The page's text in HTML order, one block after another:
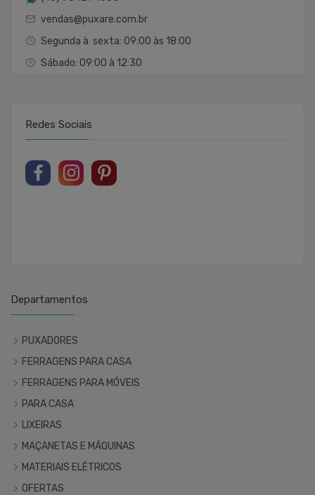
vendas@puxare.com.br
Segunda à sexta: 09:00 às 18:00
Sábado: 09:00 à 12:30
Redes Sociais
Departamentos
PUXADORES
FERRAGENS PARA CASA
FERRAGENS PARA MÓVEIS
PARA CASA
LIXEIRAS
MAÇANETAS E MÁQUINAS
MATERIAIS ELÉTRICOS
OFERTAS